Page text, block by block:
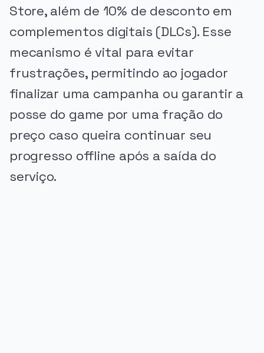
Store, além de 10% de desconto em
complementos digitais (DLCs). Esse
mecanismo é vital para evitar
frustrações, permitindo ao jogador
finalizar uma campanha ou garantir a
posse do game por uma fração do
preço caso queira continuar seu
progresso offline após a saída do
serviço.